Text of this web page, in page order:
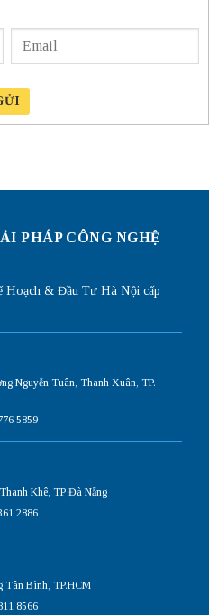
PHÁP CÔNG NGHỆ
Hoạch & Đầu Tư Hà Nội cấp
Nguyễn Tuân, Thanh Xuân, TP.
5859
Khê, TP Đà Nẵng
2886
Tân Bình, TP.HCM
8566